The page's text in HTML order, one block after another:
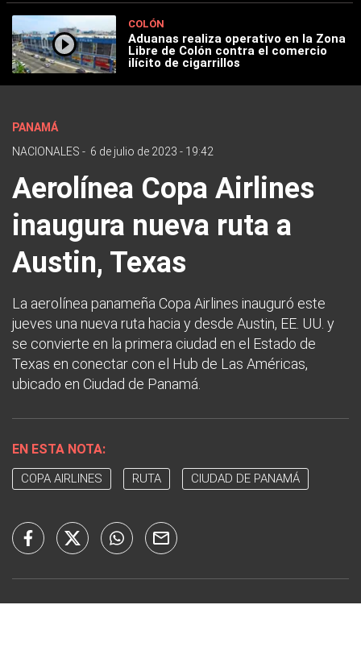
COLÓN
Aduanas realiza operativo en la Zona
Libre de Colón contra el comercio
ilícito de cigarrillos
PANAMÁ
NACIONALES - 6 de julio de 2023 - 19:42
Aerolínea Copa Airlines
inaugura nueva ruta a
Austin, Texas
La aerolínea panameña Copa Airlines inauguró este
jueves una nueva ruta hacia y desde Austin, EE. UU. y
se convierte en la primera ciudad en el Estado de
Texas en conectar con el Hub de Las Américas,
ubicado en Ciudad de Panamá.
EN ESTA NOTA:
COPA AIRLINES RUTA CIUDAD DE PANAMÁ